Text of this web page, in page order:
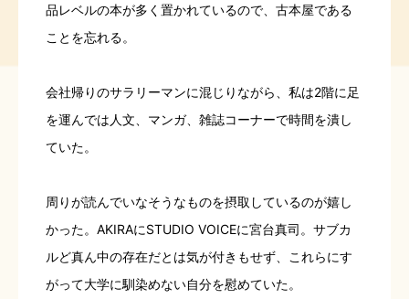
品レベルの本が多く置かれているので、古本屋である
ことを忘れる。
会社帰りのサラリーマンに混じりながら、私は2階に足
を運んでは人文、マンガ、雑誌コーナーで時間を潰し
ていた。
周りが読んでいなそうなものを摂取しているのが嬉し
かった。AKIRAにSTUDIO VOICEに宮台真司。サブカ
ルど真ん中の存在だとは気が付きもせず、これらにす
がって大学に馴染めない自分を慰めていた。